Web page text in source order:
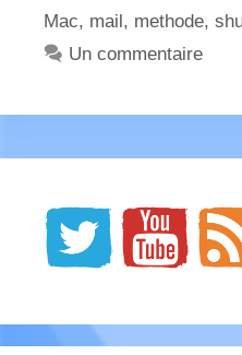
Mac, mail, methode,
Un commentaire